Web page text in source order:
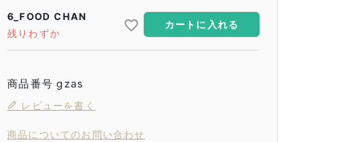
6_FOOD CHAN
残りわずか
カートに入れる
商品番号 gzas
レビューを書く
商品についてのお問い合わせ